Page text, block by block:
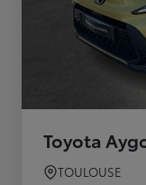
Toyota
TOULOUSE